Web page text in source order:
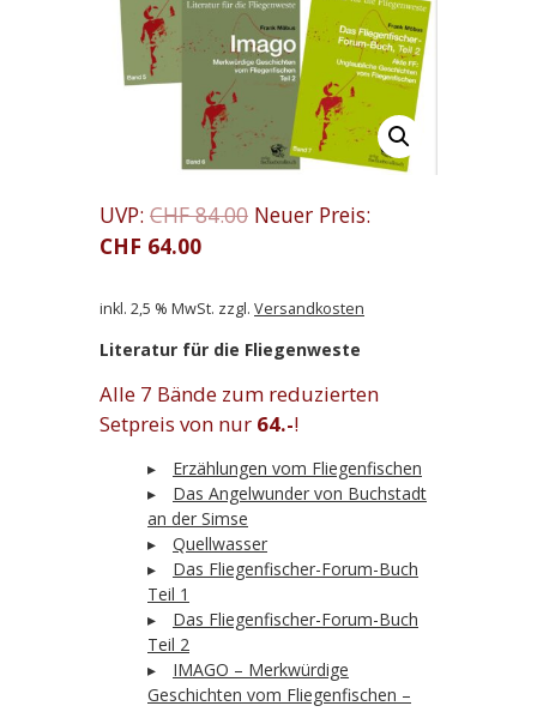
UVP: CHF84.00 Neuer Preis:
CHF 64.00
inkl. 2,5 % MwSt. zzgl. Versandkosten
Literatur für die Fliegenweste
Alle 7 Bände zum reduzierten
Setpreis von nur 64.-!
▸ Erzählungen vom Fliegenfischen
▸ Das Angelwunder von Buchstadt
an der Simse
▸ Quellwasser
▸ Das Fliegenfischer-Forum-Buch
Teil 1
▸ Das Fliegenfischer-Forum-Buch
Teil 2
▸ IMAGO – Merkwürdige
Geschichten vom Fliegenfischen –